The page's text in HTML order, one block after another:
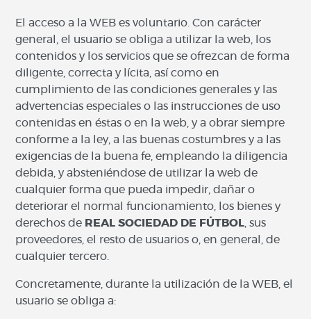
El acceso a la WEB es voluntario. Con carácter
general, el usuario se obliga a utilizar la web, los
contenidos y los servicios que se ofrezcan de forma
diligente, correcta y lícita, así como en
cumplimiento de las condiciones generales y las
advertencias especiales o las instrucciones de uso
contenidas en éstas o en la web, y a obrar siempre
conforme a la ley, a las buenas costumbres y a las
exigencias de la buena fe, empleando la diligencia
debida, y absteniéndose de utilizar la web de
cualquier forma que pueda impedir, dañar o
deteriorar el normal funcionamiento, los bienes y
derechos de REAL SOCIEDAD DE FÚTBOL , sus
proveedores, el resto de usuarios o, en general, de
cualquier tercero.
Concretamente, durante la utilización de la WEB, el
usuario se obliga a: